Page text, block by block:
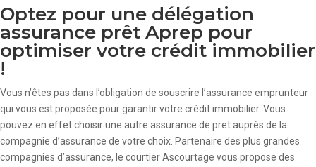
Optez pour une délégation
assurance prêt Aprep pour
optimiser votre crédit immobilier
!
Vous n’êtes pas dans l’obligation de souscrire l’assurance emprunteur
qui vous est proposée pour garantir votre crédit immobilier. Vous
pouvez en effet choisir une autre assurance de pret auprès de la
compagnie d’assurance de votre choix. Partenaire des plus grandes
compagnies d’assurance, le courtier Ascourtage vous propose des